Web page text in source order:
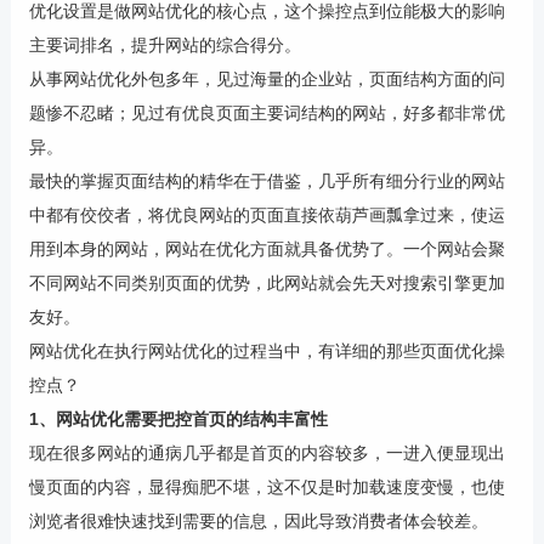
优化设置是做网站优化的核心点，这个操控点到位能极大的影响
主要词排名，提升网站的综合得分。
从事网站优化外包多年，见过海量的企业站，页面结构方面的问
题惨不忍睹；见过有优良页面主要词结构的网站，好多都非常优
异。
最快的掌握页面结构的精华在于借鉴，几乎所有细分行业的网站
中都有佼佼者，将优良网站的页面直接依葫芦画瓢拿过来，使运
用到本身的网站，网站在优化方面就具备优势了。一个网站会聚
不同网站不同类别页面的优势，此网站就会先天对搜索引擎更加
友好。
网站优化在执行网站优化的过程当中，有详细的那些页面优化操
控点？
1、网站优化需要把控首页的结构丰富性
现在很多网站的通病几乎都是首页的内容较多，一进入便显现出
慢页面的内容，显得痴肥不堪，这不仅是时加载速度变慢，也使
浏览者很难快速找到需要的信息，因此导致消费者体会较差。